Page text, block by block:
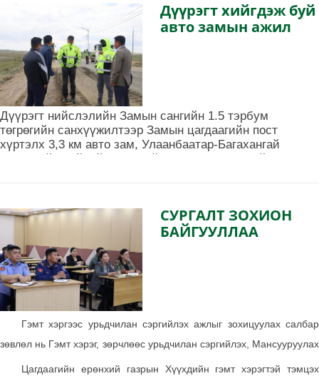
Дүүрэгт хийгдэж буй
авто замын ажил
Дүүрэгт нийслэлийн Замын сангийн 1.5 тэрбум
төгрөгийн санхүүжилтээр Замын цагдаагийн пост
хүртэлх 3,3 км авто зам, Улаанбаатар-Багахангай
СУРГАЛТ ЗОХИОН
БАЙГУУЛЛАА
Гэмт хэргээс урьдчилан сэргийлэх ажлыг зохицуулах салбар
зөвлөл нь Гэмт хэрэг, зөрчлөөс урьдчилан сэргийлэх, Мансууруулах
эм, сэтгэцэд нөлөөлөх бодисын хор хөнөөлөөс урьдчилан
Цагдаагийн ерөнхий газрын Хүүхдийн гэмт хэрэгтэй тэмцэх